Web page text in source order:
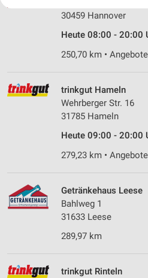
30459 Hannover
Heute 08:00 - 20:00
250,70 km •
trinkgut Hameln
Wehrberger Str. 16
31785 Hameln
Heute 09:00 - 20:00
279,23 km •
Getränkehaus Leese
Bahlweg 1
31633 Leese
289,97 km
trinkgut Rinteln
Website/App.
IAB-Verarbeitungszwecke:
auf einem Endgerät
Verwendung reduzierter Daten
Werbeanzeigen
Erstellung von Profilen für
personalisierter Werbung
Erstellung von Profilen zur